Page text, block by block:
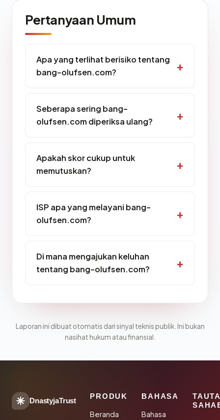
Pertanyaan Umum
Apa yang terlihat berisiko tentang
bang-olufsen.com?
Seberapa sering bang-
olufsen.com diperiksa ulang?
Apakah skor cukup untuk
memutuskan?
ISP apa yang melayani bang-
olufsen.com?
Di mana mengajukan keluhan
tentang bang-olufsen.com?
Laporan ini dibuat otomatis dari sinyal teknis publik. Ini bukan
nasihat hukum atau finansial.
DnastyjaTrust
PRODUK
Beranda
BAHASA
Bahasa